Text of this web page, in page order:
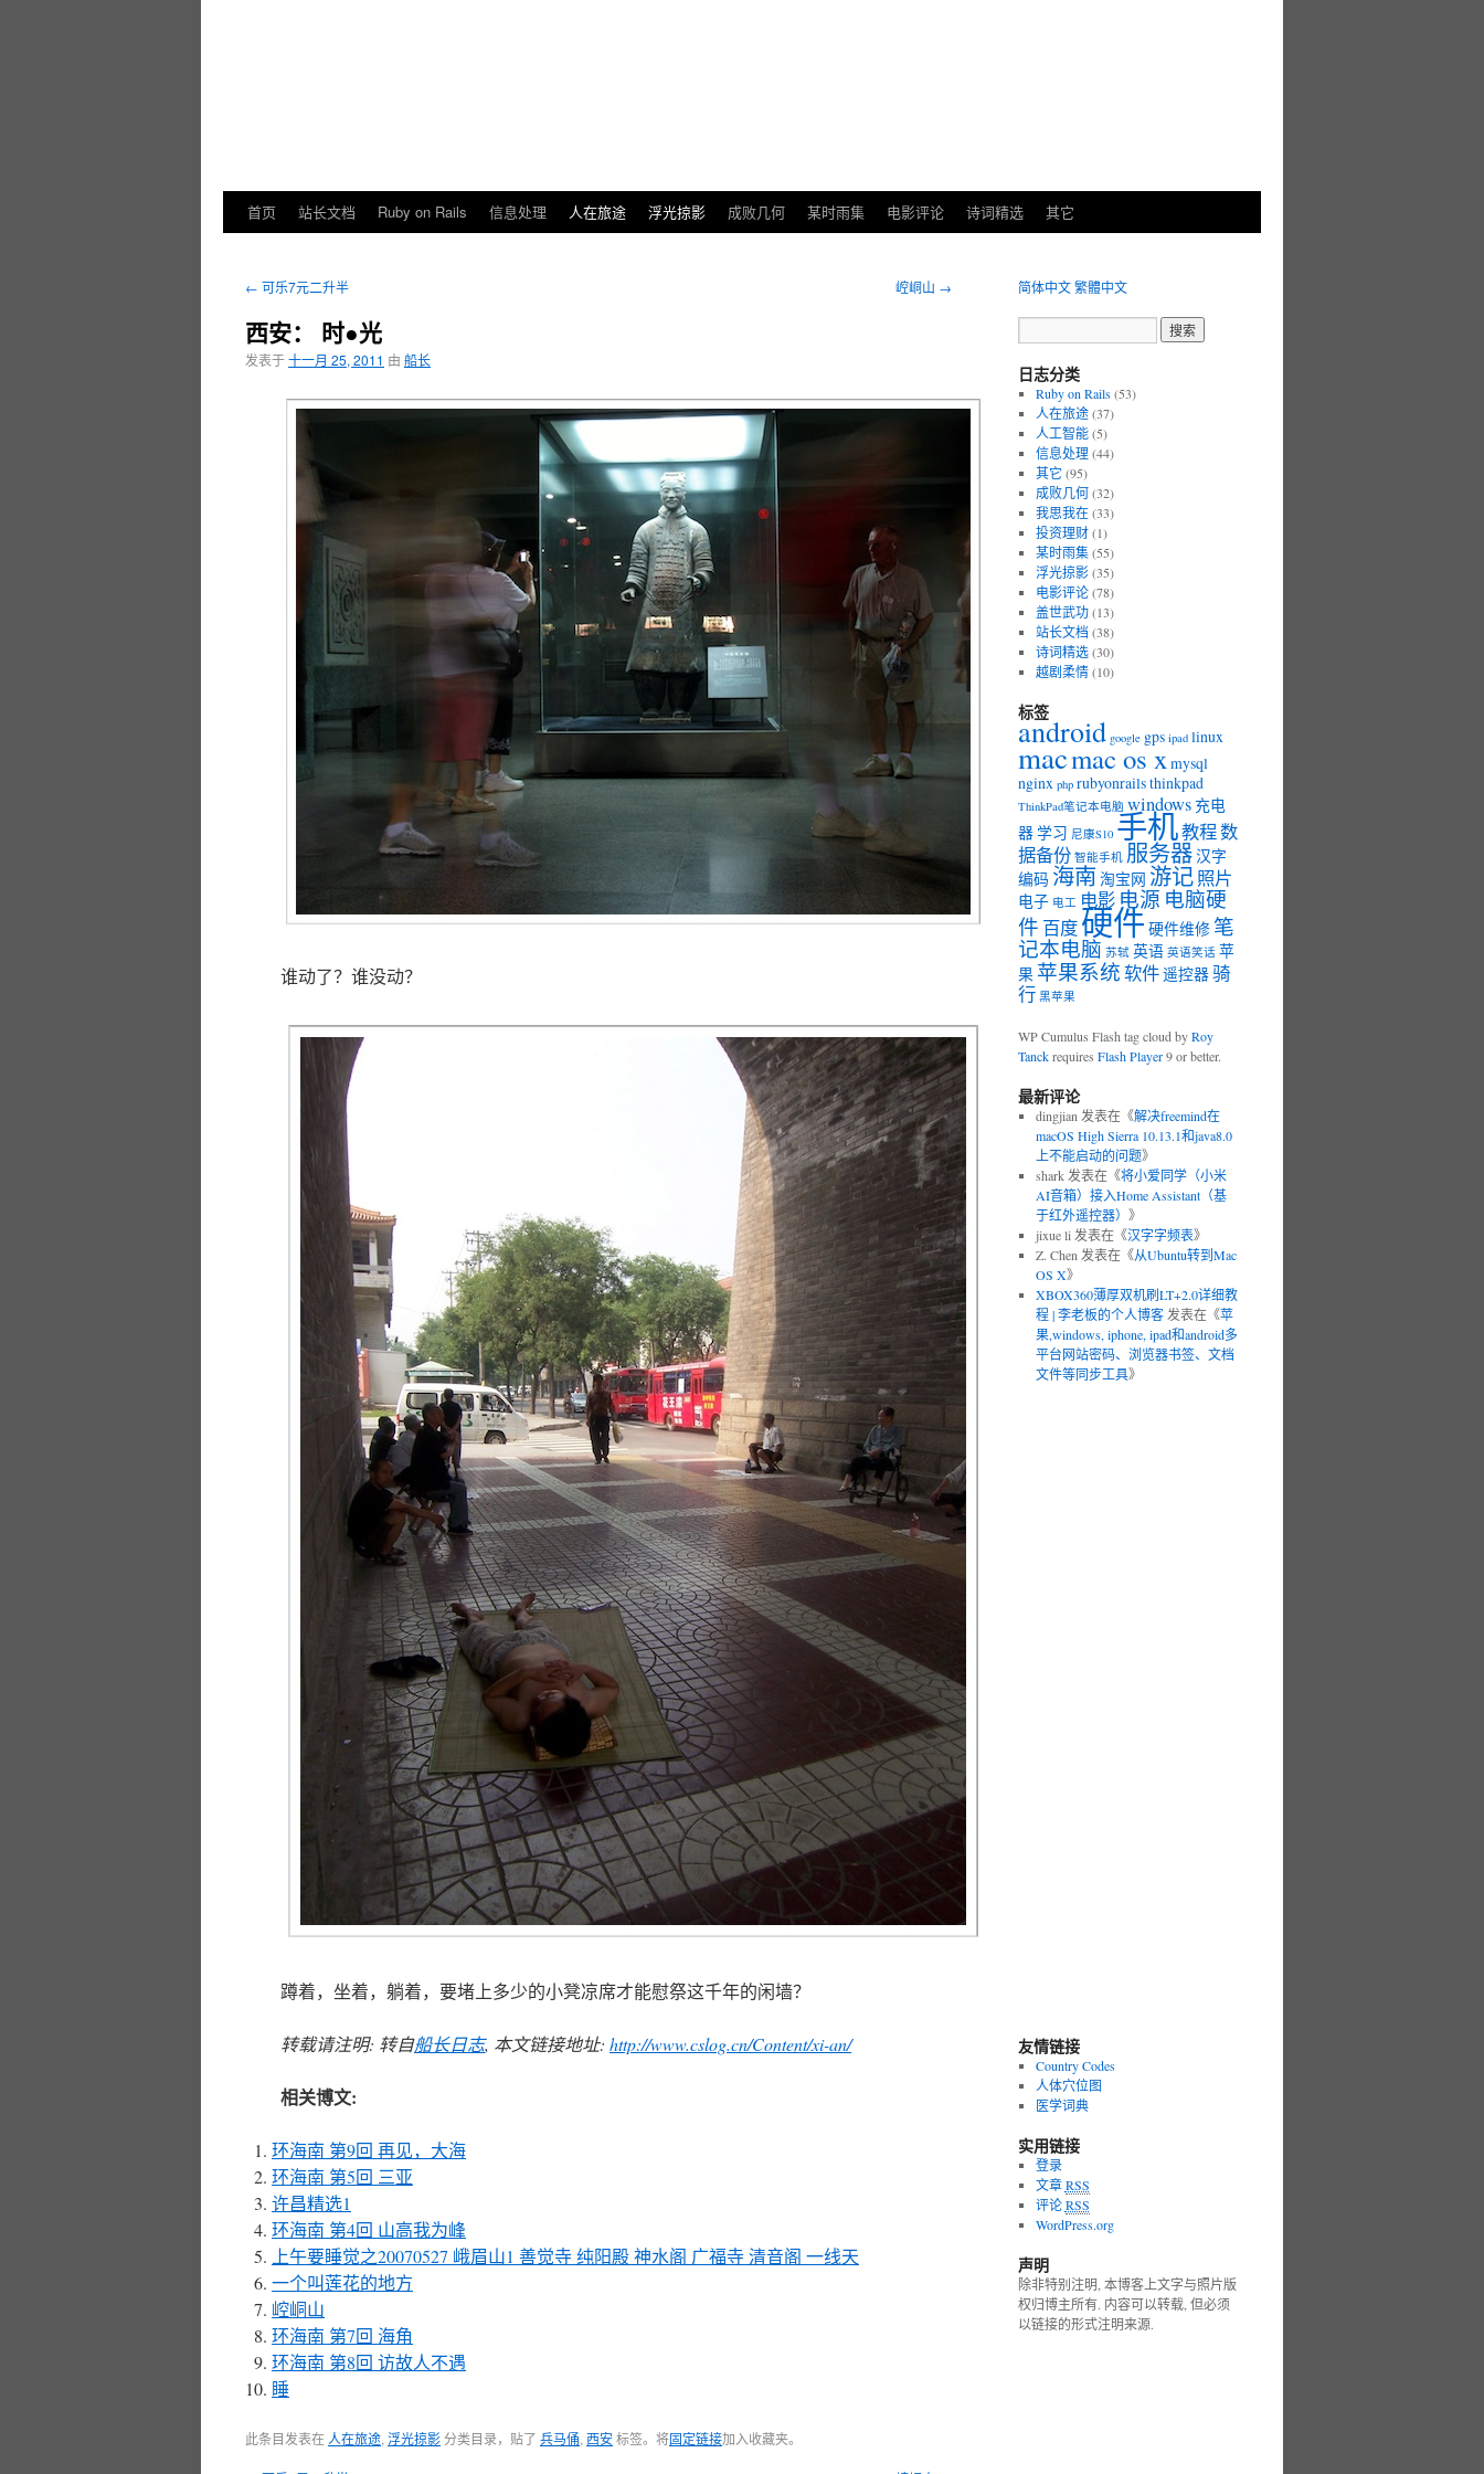
首页 站长文档 Ruby on Rails 信息处理 人在旅途 浮光掠影 成败几何 某时雨集 电影评论 诗词精选 其它
← 可乐7元二升半 崆峒山 →
西安： 时●光
发表于十一月 25, 2011 由 船长
谁动了？谁没动？
蹲着，坐着，躺着，要堵上多少的小凳凉席才能慰祭这千年的闲墙？
转载请注明: 转自船长日志, 本文链接地址: http://www.cslog.cn/Content/xi-an/
相关博文:
环海南 第9回 再见，大海
环海南 第5回 三亚
许昌精选1
环海南 第4回 山高我为峰
上午要睡觉之20070527 峨眉山1 善觉寺 纯阳殿 神水阁 广福寺 清音阁 一线天
一个叫莲花的地方
崆峒山
环海南 第7回 海角
环海南 第8回 访故人不遇
睡
此条目发表在 人在旅途, 浮光掠影分类目录，贴了 兵马俑, 西安标签。将固定链接加入收藏夹。
简体中文繁體中文
日志分类
Ruby on Rails(53)
人在旅途(37)
人工智能(5)
信息处理(44)
其它 (95)
成败几何(32)
我思我在(33)
投资理财(1)
某时雨集(55)
浮光掠影(35)
电影评论(78)
盖世武功(13)
站长文档 (38)
诗词精选(30)
越剧柔情(10)
标签
android google gps ipad linux
macmac os xmysql
nginx php rubyonrailsthinkpad
ThinkPad笔记本电脑 windows 充电
器学习 尼康S10 手机教程数
据备份 智能手机 服务器汉字
编码 海南淘宝网 游记照片
电子 电工 电影 电源 电脑硬
件 百度硬件硬件维修 笔
记本电脑 苏轼 英语 英语笑话 苹
果 苹果系统软件遥控器骑
行 黑苹果
WP Cumulus Flash tag cloud byRoy
Tanckrequires Flash Player9 or better.
最新评论
dingjian 发表在《解决freemind在
macOS High Sierra 10.13.1和java8.0
上不能启动的问题》
shark 发表在《将小爱同学（小米
AI音箱）接入Home Assistant（基
于红外遥控器） 》
jixue li 发表在《汉字字频表》
Z. Chen 发表在《从Ubuntu转到Mac
OS X》
XBOX360薄厚双机刷LT+2.0详细教
程 | 李老板的个人博客发表在《苹
果,windows, iphone, ipad和android多
平台网站密码、浏览器书签、文档
文件等同步工具》
友情链接
Country Codes
人体穴位图
医学词典
实用链接
登录
文章RSS
评论RSS
WordPress.org
声明
除非特别注明, 本博客上文字与照片版
权归博主所有. 内容可以转载, 但必须
以链接的形式注明来源.